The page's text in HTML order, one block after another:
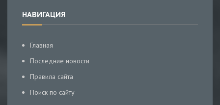
НАВИГАЦИЯ
Главная
Последние новости
Правила сайта
Поиск по сайту